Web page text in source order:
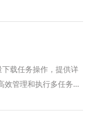
载任务操作，提供详
效管理和执行多任务下